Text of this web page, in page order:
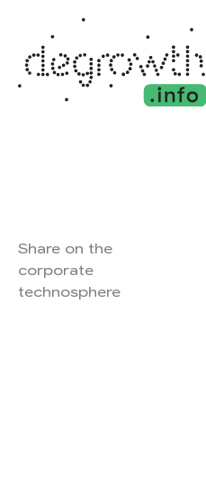
Share on the
corporate
technosphere